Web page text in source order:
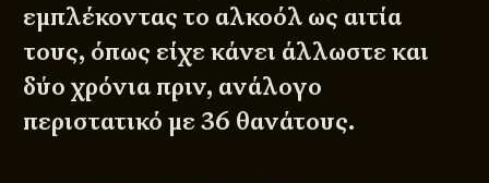
εμπλέκοντας το αλκοόλ ως αιτία
τους, όπως είχε κάνει άλλωστε και
δύο χρόνια πριν, ανάλογο
περιστατικό με 36 θανάτους.